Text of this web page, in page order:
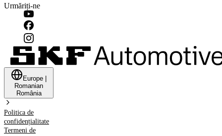
Urmăriți-ne
Europe
Romanian
România
Politica de
confidențialitate
Termeni de